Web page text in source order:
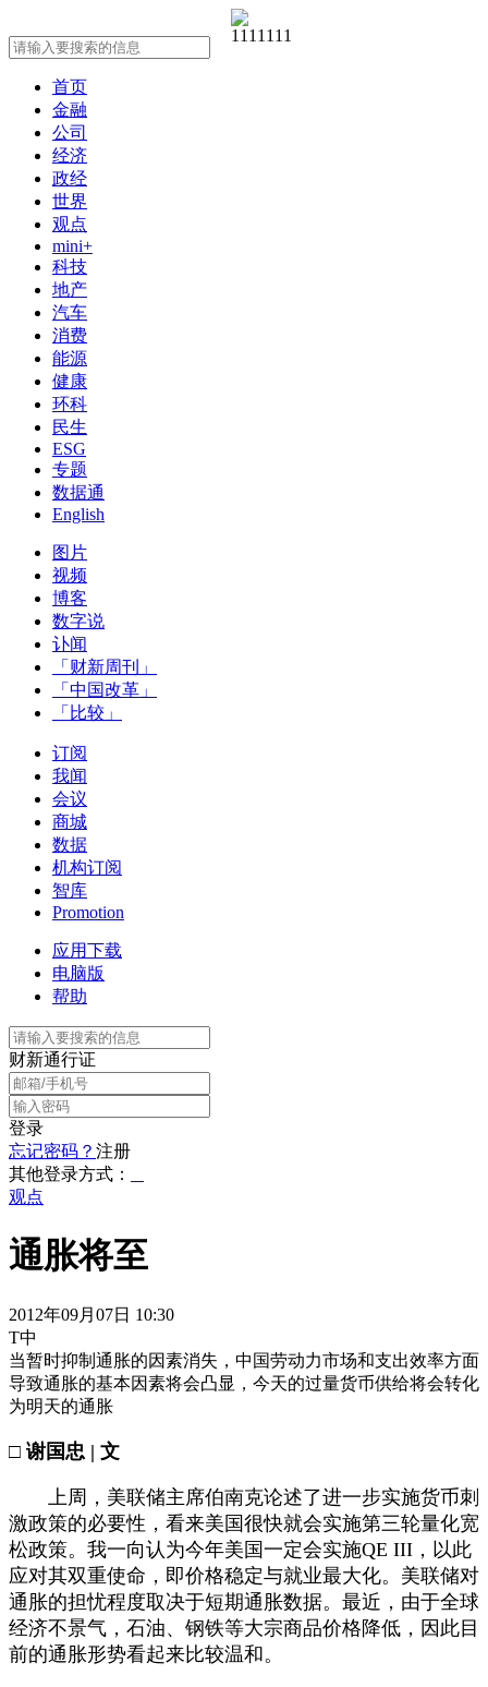
首页
金融
公司
经济
政经
世界
观点
mini+
科技
地产
汽车
消费
能源
健康
环科
民生
ESG
专题
数据通
English
图片
视频
博客
数字说
讣闻
「财新周刊」
「中国改革」
「比较」
订阅
我闻
会议
商城
数据
机构订阅
智库
Promotion
应用下载
电脑版
帮助
财新通行证
登录
忘记密码？ 注册
其他登录方式：
观点
通胀将至
2012年09月07日 10:30
T中
当暂时抑制通胀的因素消失，中国劳动力市场和支出效率方面
导致通胀的基本因素将会凸显，今天的过量货币供给将会转化
为明天的通胀
□ 谢国忠 | 文
上周，美联储主席伯南克论述了进一步实施货币刺
激政策的必要性，看来美国很快就会实施第三轮量化宽
松政策。我一向认为今年美国一定会实施QE III，以此
应对其双重使命，即价格稳定与就业最大化。美联储对
通胀的担忧程度取决于短期通胀数据。最近，由于全球
经济不景气，石油、钢铁等大宗商品价格降低，因此目
前的通胀形势看起来比较温和。